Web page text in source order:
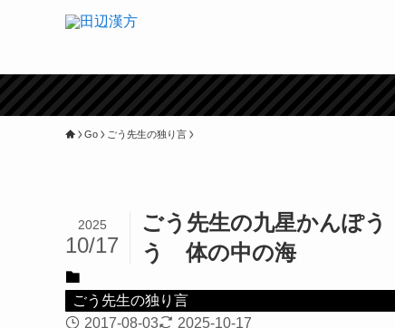
Go ごう先生の独り言
ごう先生の九星かん
う 体の中の海
2025
10/17
ごう先生の独り言
2017-08-03
2025-10-17